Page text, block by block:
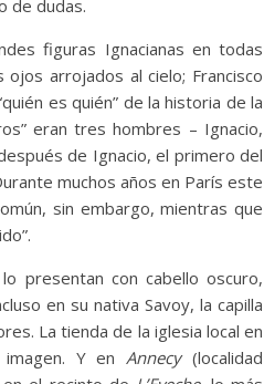
de dudas.
figuras Ignacianas en todas
arrojados al cielo; Francisco
es quién” de la historia de la
eran tres hombres – Ignacio,
de Ignacio, el primero del
muchos años en París este
sin embargo, mientras que
presentan con cabello oscuro,
en su nativa Savoy, la capilla
La tienda de la iglesia local en
imagen. Y enAnnecy(localidad